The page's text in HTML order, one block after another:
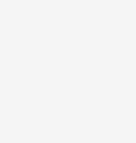
を始める人も多い
、新しい一歩を踏み出すきっ
出会いを見つけられる年
返し地点に過ぎず、新しい